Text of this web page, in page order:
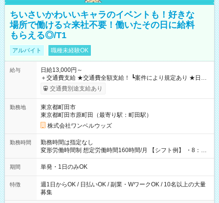
ちいさいかわいいキャラのイベントも！好きな
場所で働ける☆来社不要！働いたその日に給料
もらえる◎/T1
アルバイト 職種未経験OK
給与
日給13,000円～
＋交通費支給 ★交通費全額支給！ ┗案件により規定あり ★日払
いOK！（規定あり） ┗働いたその日に現金GET♪ お仕事後はコ
ンビニATMから 日払い分を引き落とせます！ 【試用期間】試
交通費別途支給あり
勤務地
東京都町田市
東京都町田市原町田（最寄り駅：町田駅）
株式会社ワンベルウッズ
勤務時間
勤務時間は指定なし
変形労働時間制 想定労働時間160時間/月 【シフト例】 ・8：00
～21：00
期間 単発・1日のみOK
特徴
週1日からOK / 日払いOK / 副業・WワークOK / 10名以上の大量
募集